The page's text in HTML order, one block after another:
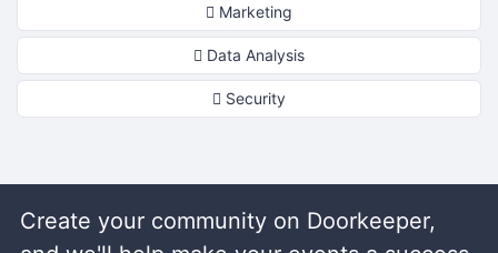
Marketing
Data Analysis
Security
Create your community on Doorkeeper,